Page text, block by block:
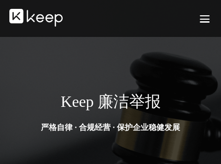
Keep 廉洁举报
严格自律 · 合规经营 · 保护企业稳健发展